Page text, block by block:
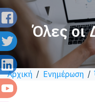
Όλες οι
Αρχική / Ενημέρωση /